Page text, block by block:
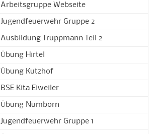
Arbeitsgruppe Webseite
Jugendfeuerwehr Gruppe 2
Ausbildung Truppmann Teil 2
Übung Hirtel
Übung Kutzhof
BSE Kita Eiweiler
Übung Numborn
Jugendfeuerwehr Gruppe 1